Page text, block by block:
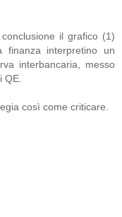
il grafico (1)
interpretino un
interbancaria, messo
QE.
così come criticare.